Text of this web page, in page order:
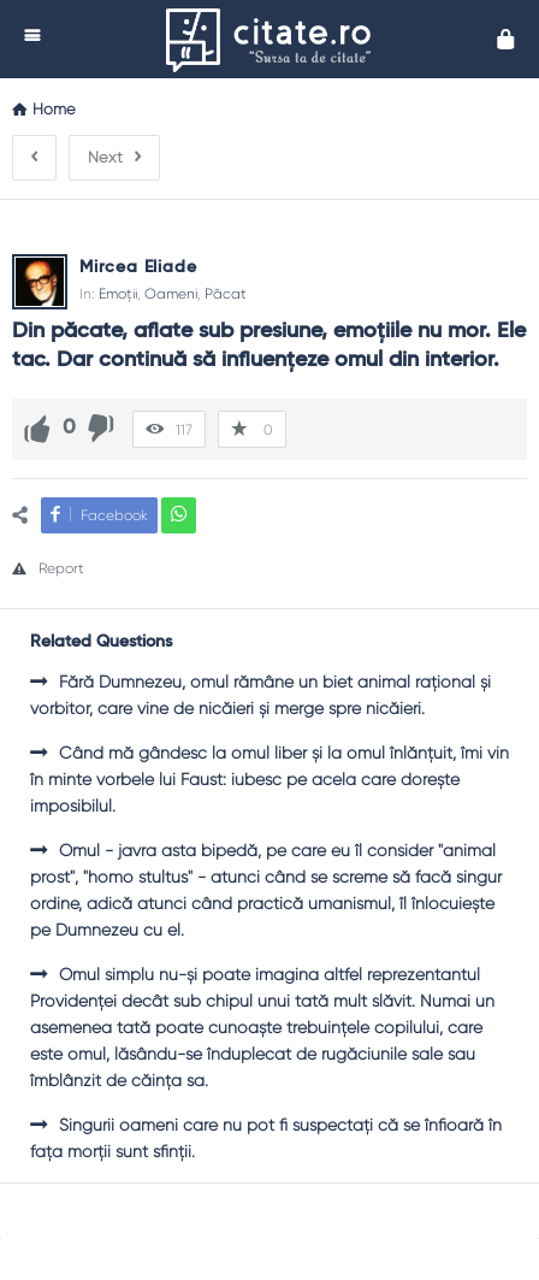
Home
Next
Mircea Eliade
In: Emoții, Oameni, Păcat
Din păcate, aflate sub presiune, emoţiile nu mor. Ele
tac. Dar continuă să influenţeze omul din interior.
0 117 0
Facebook
Report
Related Questions
Fără Dumnezeu, omul rămâne un biet animal raţional şi
vorbitor, care vine de nicăieri şi merge spre nicăieri.
Când mă gândesc la omul liber şi la omul înlănţuit, îmi vin
în minte vorbele lui Faust: iubesc pe acela care doreşte
imposibilul.
Omul - javra asta bipedă, pe care eu îl consider "animal
prost", "homo stultus" - atunci când se screme să facă singur
ordine, adică atunci când practică umanismul, îl înlocuieşte
pe Dumnezeu cu el.
Omul simplu nu-şi poate imagina altfel reprezentantul
Providenţei decât sub chipul unui tată mult slăvit. Numai un
asemenea tată poate cunoaşte trebuinţele copilului, care
este omul, lăsându-se înduplecat de rugăciunile sale sau
îmblânzit de căinţa sa.
Singurii oameni care nu pot fi suspectaţi că se înfioară în
faţa morţii sunt sfinţii.